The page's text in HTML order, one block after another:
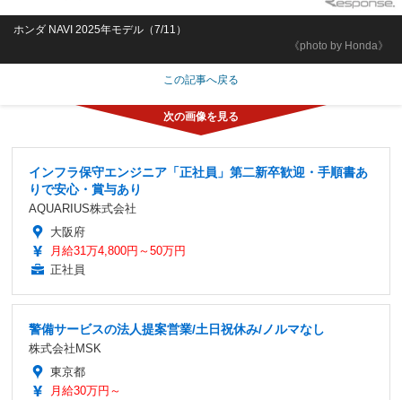
《photo by Honda》
ホンダ NAVI 2025年モデル（7/11）
この記事へ戻る
インフラ保守エンジニア「正社員」第二新卒歓迎・手順書あ
りで安心・賞与あり
AQUARIUS株式会社
大阪府
月給31万4,800円～50万円
正社員
警備サービスの法人提案営業/土日祝休み/ノルマなし
株式会社MSK
東京都
月給30万円～